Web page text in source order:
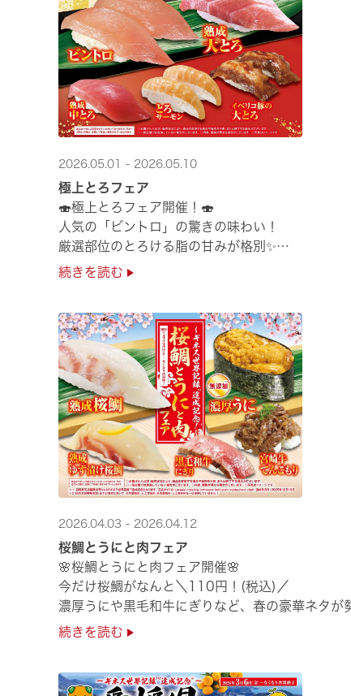
2026.05.01 - 2026.05.10
極上とろフェア
🍣極上とろフェア開催！🍣
人気の「ビントロ」の驚きの味わい！
厳選部位のとろける脂の甘みが格別✨
極上の味覚を是非くら寿司でご堪能ください♪
続きを読む
2026.04.03 - 2026.04.12
桜鯛とうにと肉フェア
🌸桜鯛とうにと肉フェア開催🌸
今だけ桜鯛がなんと＼110円！(税込)／
濃厚うにや黒毛和牛にぎりなど、春の豪華ネタが
是非お越しください✨
続きを読む